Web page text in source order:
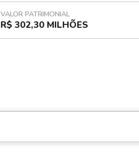
VALOR PATRIMONIAL
R$ 302,30 MILHÕES